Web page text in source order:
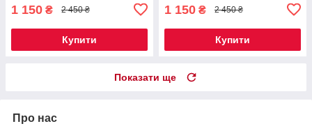
1 150 ₴ 2 450 ₴
Купити
1 150 ₴ 2 450 ₴
Купити
Показати ще
Про нас